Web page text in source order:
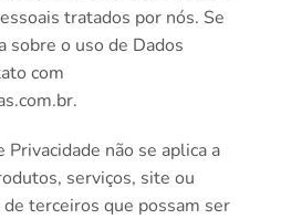
tratados por nós. Se
sobre o uso de Dados
com
.
não se aplica a
serviços, site ou
terceiros que possam ser